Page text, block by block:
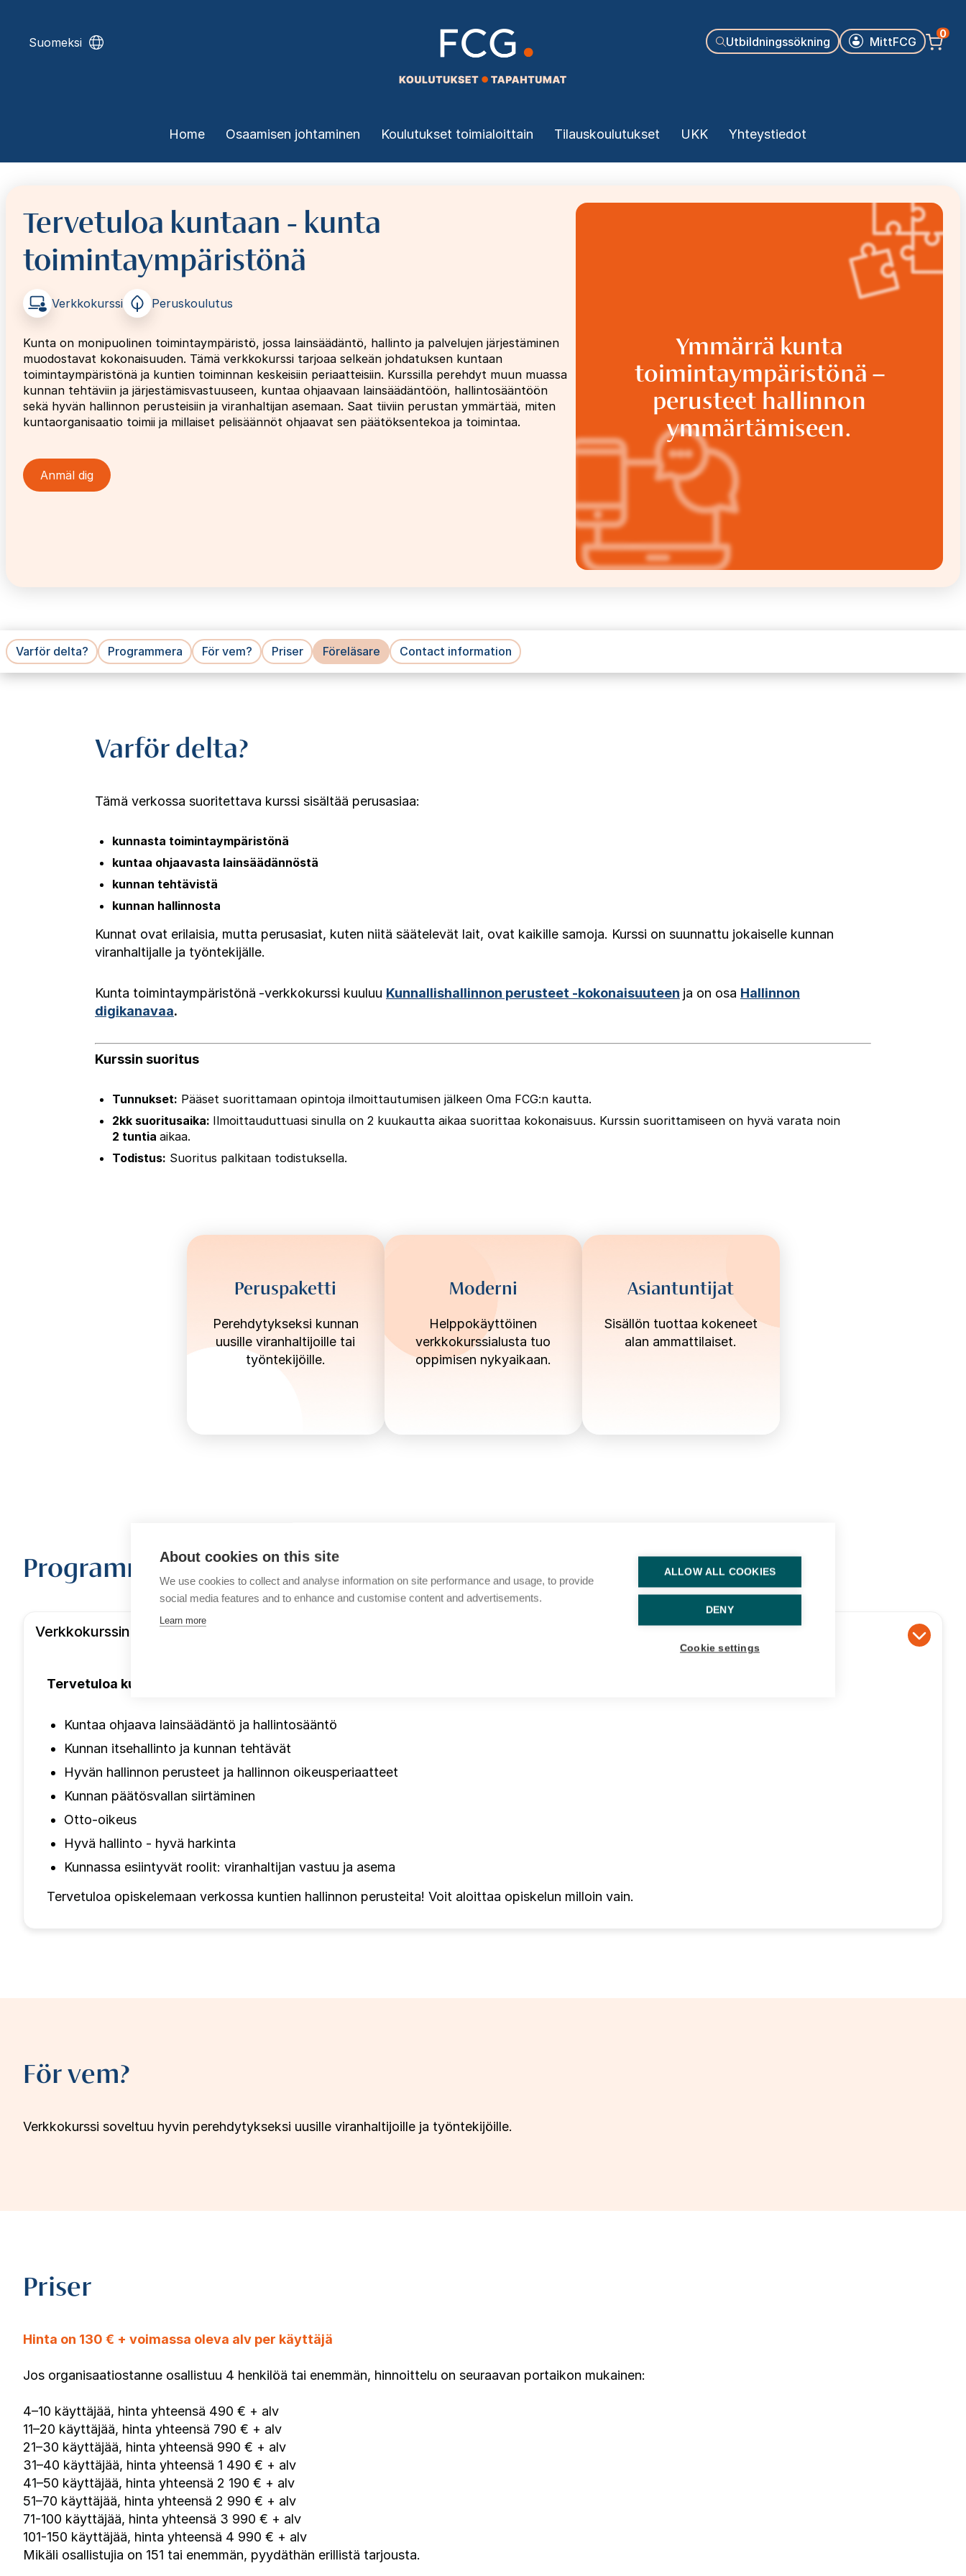
Suomeksi Utbildningssökning MittFCG
0
Home Osaamisen johtaminen Koulutukset toimialoittain Tilauskoulutukset UKK Yhteystiedot
Tervetuloa kuntaan - kunta
toimintaympäristönä
Verkkokurssi Peruskoulutus
Kunta on monipuolinen toimintaympäristö, jossa lainsäädäntö, hallinto ja palvelujen järjestäminen
muodostavat kokonaisuuden. Tämä verkkokurssi tarjoaa selkeän johdatuksen kuntaan
toimintaympäristönä ja kuntien toiminnan keskeisiin periaatteisiin. Kurssilla perehdyt muun muassa
kunnan tehtäviin ja järjestämisvastuuseen, kuntaa ohjaavaan lainsäädäntöön, hallintosääntöön
sekä hyvän hallinnon perusteisiin ja viranhaltijan asemaan. Saat tiiviin perustan ymmärtää, miten
kuntaorganisaatio toimii ja millaiset pelisäännöt ohjaavat sen päätöksentekoa ja toimintaa.
Anmäl dig
Bild
Ymmärrä kunta
toimintaympäristönä –
perusteet hallinnon
ymmärtämiseen.
Varför delta? Programmera För vem? Priser Föreläsare Contact information
Varför delta?
Tämä verkossa suoritettava kurssi sisältää perusasiaa:
kunnasta toimintaympäristönä
kuntaa ohjaavasta lainsäädännöstä
kunnan tehtävistä
kunnan hallinnosta
Kunnat ovat erilaisia, mutta perusasiat, kuten niitä säätelevät lait, ovat kaikille samoja. Kurssi on suunnattu jokaiselle kunnan
viranhaltijalle ja työntekijälle.
Kunta toimintaympäristönä -verkkokurssi kuuluu Kunnallishallinnon perusteet -kokonaisuuteen ja on osa Hallinnon
digikanavaa.
Kurssin suoritus
Tunnukset: Pääset suorittamaan opintoja ilmoittautumisen jälkeen Oma FCG:n kautta.
2kk suoritusaika: Ilmoittauduttuasi sinulla on 2 kuukautta aikaa suorittaa kokonaisuus. Kurssin suorittamiseen on hyvä varata noin
2 tuntia aikaa.
Todistus: Suoritus palkitaan todistuksella.
Peruspaketti
Perehdytykseksi kunnan
uusille viranhaltijoille tai
työntekijöille.
Moderni
Helppokäyttöinen
verkkokurssialusta tuo
oppimisen nykyaikaan.
Asiantuntijat
Sisällön tuottaa kokeneet
alan ammattilaiset.
Programmera
Verkkokurssin sisältö
Tervetuloa kuntaan - kunta toimintaympäristönä
Kuntaa ohjaava lainsäädäntö ja hallintosääntö
Kunnan itsehallinto ja kunnan tehtävät
Hyvän hallinnon perusteet ja hallinnon oikeusperiaatteet
Kunnan päätösvallan siirtäminen
Otto-oikeus
Hyvä hallinto - hyvä harkinta
Kunnassa esiintyvät roolit: viranhaltijan vastuu ja asema
Tervetuloa opiskelemaan verkossa kuntien hallinnon perusteita! Voit aloittaa opiskelun milloin vain.
För vem?
Verkkokurssi soveltuu hyvin perehdytykseksi uusille viranhaltijoille ja työntekijöille.
Priser
Hinta on 130 € + voimassa oleva alv per käyttäjä
Jos organisaatiostanne osallistuu 4 henkilöä tai enemmän, hinnoittelu on seuraavan portaikon mukainen:
4–10 käyttäjää, hinta yhteensä 490 € + alv
11–20 käyttäjää, hinta yhteensä 790 € + alv
21–30 käyttäjää, hinta yhteensä 990 € + alv
31–40 käyttäjää, hinta yhteensä 1 490 € + alv
41–50 käyttäjää, hinta yhteensä 2 190 € + alv
51–70 käyttäjää, hinta yhteensä 2 990 € + alv
71-100 käyttäjää, hinta yhteensä 3 990 € + alv
101-150 käyttäjää, hinta yhteensä 4 990 € + alv
Mikäli osallistujia on 151 tai enemmän, pyydäthän erillistä tarjousta.
About cookies on this site
We use cookies to collect and analyse information on site performance and usage, to provide
social media features and to enhance and customise content and advertisements.
Learn more
ALLOW ALL COOKIES
DENY
Cookie settings